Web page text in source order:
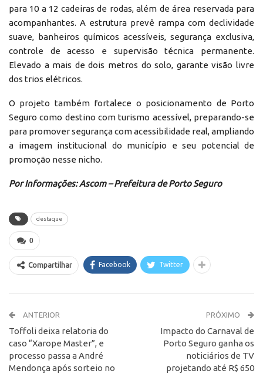
para 10 a 12 cadeiras de rodas, além de área reservada para
acompanhantes. A estrutura prevê rampa com declividade
suave, banheiros químicos acessíveis, segurança exclusiva,
controle de acesso e supervisão técnica permanente.
Elevado a mais de dois metros do solo, garante visão livre
dos trios elétricos.
O projeto também fortalece o posicionamento de Porto
Seguro como destino com turismo acessível, preparando-se
para promover segurança com acessibilidade real, ampliando
a imagem institucional do município e seu potencial de
promoção nesse nicho.
Por Informações: Ascom – Prefeitura de Porto Seguro
destaque
0
Compartilhar Facebook Twitter
ANTERIOR
Toffoli deixa relatoria do
caso “Xarope Master”, e
processo passa a André
Mendonça após sorteio no
PRÓXIMO
Impacto do Carnaval de
Porto Seguro ganha os
noticiários de TV
projetando até R$ 650